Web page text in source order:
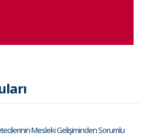
Mesleki Gelişiminden Sorumlu